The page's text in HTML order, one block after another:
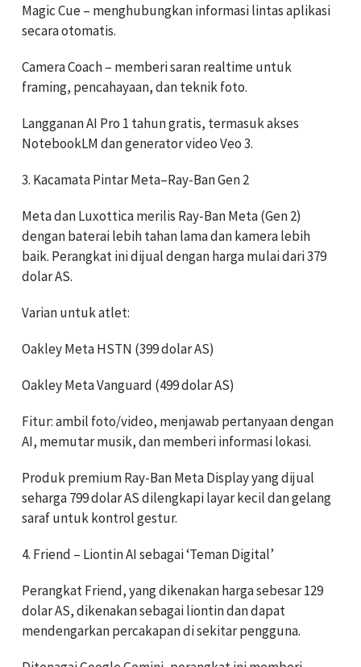
Magic Cue – menghubungkan informasi lintas aplikasi
secara otomatis.
Camera Coach – memberi saran realtime untuk
framing, pencahayaan, dan teknik foto.
Langganan AI Pro 1 tahun gratis, termasuk akses
NotebookLM dan generator video Veo 3.
3. Kacamata Pintar Meta–Ray-Ban Gen 2
Meta dan Luxottica merilis Ray-Ban Meta (Gen 2)
dengan baterai lebih tahan lama dan kamera lebih
baik. Perangkat ini dijual dengan harga mulai dari 379
dolar AS.
Varian untuk atlet:
Oakley Meta HSTN (399 dolar AS)
Oakley Meta Vanguard (499 dolar AS)
Fitur: ambil foto/video, menjawab pertanyaan dengan
AI, memutar musik, dan memberi informasi lokasi.
Produk premium Ray-Ban Meta Display yang dijual
seharga 799 dolar AS dilengkapi layar kecil dan gelang
saraf untuk kontrol gestur.
4. Friend – Liontin AI sebagai ‘Teman Digital’
Perangkat Friend, yang dikenakan harga sebesar 129
dolar AS, dikenakan sebagai liontin dan dapat
mendengarkan percakapan di sekitar pengguna.